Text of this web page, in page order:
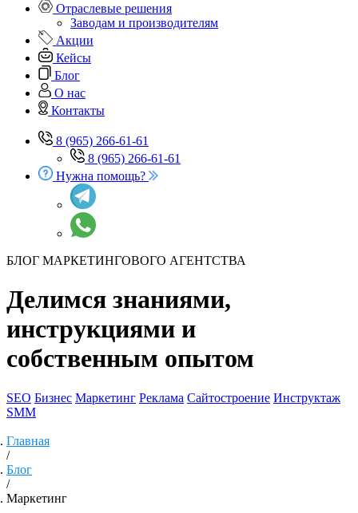
Отраслевые решения
Заводам и производителям
Акции
Кейсы
Блог
О нас
Контакты
8 (965) 266-61-61
8 (965) 266-61-61
Нужна помощь?
БЛОГ МАРКЕТИНГОВОГО АГЕНТСТВА
Делимся знаниями,
инструкциями и
собственным опытом
SEO Бизнес Маркетинг Реклама Сайтостроение Инструктаж
SMM
Главная
/
Блог
/
Маркетинг